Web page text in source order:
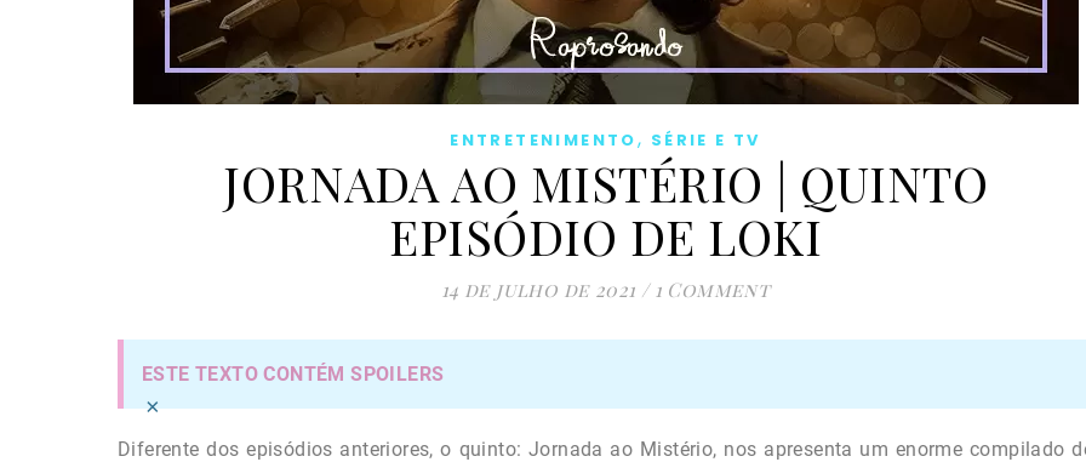
ENTRETENIMENTO, SÉRIE E TV
JORNADA AO MISTÉRIO | QUINTO
EPISÓDIO DE LOKI
14 de julho de 2021 / 1 Comment
ESTE TEXTO CONTÉM SPOILERS​
×
Diferente dos episódios anteriores, o quinto: Jornada ao Mistério, nos apresenta um enorme compilado